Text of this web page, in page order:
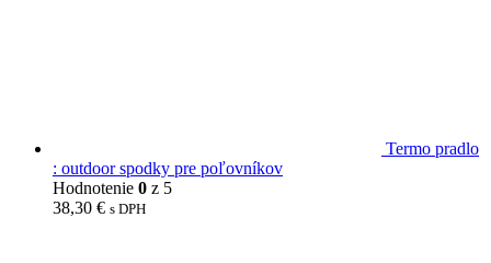
Termo pradlo
: outdoor spodky pre poľovníkov
Hodnotenie 0 z 5
38,30 € s DPH